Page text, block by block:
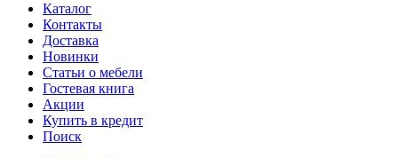
Каталог
Контакты
Доставка
Новинки
Статьи о мебели
Гостевая книга
Акции
Купить в кредит
Поиск